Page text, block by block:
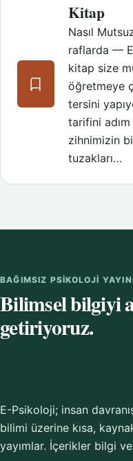
Kitap
Nasıl
raflarda —
kitap size
öğretmeye
tersini
tarifini adım
zihnimizin
tuzakları…
BAĞIMSIZ PSIKOLOJI
Bilimsel bilgiyi
getiriyoruz.
E-Psikoloji; insan
bilimi üzerine kısa,
yayımlar. İçerikler bilgi